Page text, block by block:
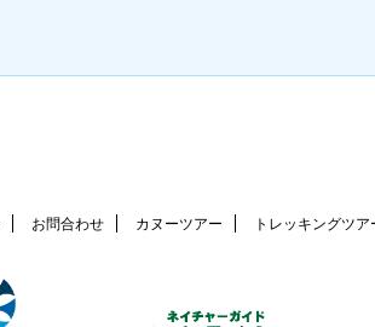
お問合わせ カヌーツアー トレッキングツア